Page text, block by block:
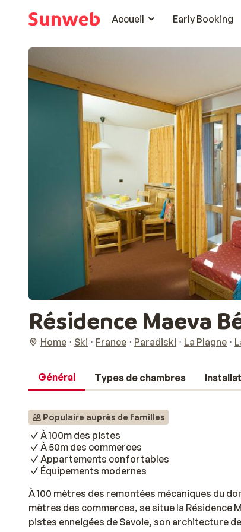
Accueil
Early Booking
Résidence Maeva
Home Ski France Paradiski La Plagne
Général Types de chambres
Populaire auprès de familles
À 100m des pistes
À 50m des commerces
Appartements confortables
Équipements modernes
À 100 mètres des remontées mécaniques du
mètres des commerces, se situe la Résidence
pistes enneigées de Savoie, son architecture